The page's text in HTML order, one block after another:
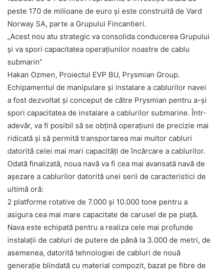
peste 170 de milioane de euro și este construită de Vard
Norway SA, parte a Grupului Fincantieri.
„Acest nou atu strategic va consolida conducerea Grupului
și va spori capacitatea operațiunilor noastre de cablu
submarin”
Hakan Ozmen, Proiectul EVP BU, Prysmian Group.
Echipamentul de manipulare și instalare a cablurilor navei
a fost dezvoltat și conceput de către Prysmian pentru a-și
spori capacitatea de instalare a cablurilor submarine. Într-
adevăr, va fi posibil să se obțină operațiuni de precizie mai
ridicată și să permită transportarea mai multor cabluri
datorită celei mai mari capacități de încărcare a cablurilor.
Odată finalizată, noua navă va fi cea mai avansată navă de
așezare a cablurilor datorită unei serii de caracteristici de
ultimă oră:
2 platforme rotative de 7.000 și 10.000 tone pentru a
asigura cea mai mare capacitate de carusel de pe piață.
Nava este echipată pentru a realiza cele mai profunde
instalații de cabluri de putere de până la 3.000 de metri, de
asemenea, datorită tehnologiei de cabluri de nouă
generație blindată cu material compozit, bazat pe fibre de